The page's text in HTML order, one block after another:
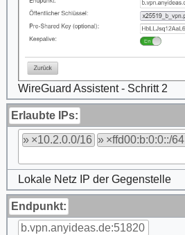
WireGuard Assistent - Schritt 2
Erlaubte IPs:
» 10.2.0.0/16 » ffd00:b:0:0::/64
Lokale Netz IP der Gegenstelle
Endpunkt:
b.vpn.anyideas.de:51820